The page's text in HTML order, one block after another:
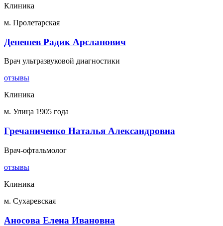
Клиника
м. Пролетарская
Денешев Радик Арсланович
Врач ультразвуковой диагностики
отзывы
Клиника
м. Улица 1905 года
Гречаниченко Наталья Александровна
Врач-офтальмолог
отзывы
Клиника
м. Сухаревская
Аносова Елена Ивановна